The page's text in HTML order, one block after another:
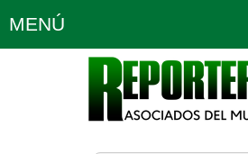
MENÚ
Política Opinión
Planeta Tierra